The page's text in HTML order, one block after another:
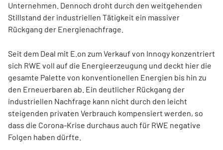
Unternehmen. Dennoch droht durch den weitgehenden
Stillstand der industriellen Tätigkeit ein massiver
Rückgang der Energienachfrage.
Seit dem Deal mit E.on zum Verkauf von Innogy konzentriert
sich RWE voll auf die Energieerzeugung und deckt hier die
gesamte Palette von konventionellen Energien bis hin zu
den Erneuerbaren ab. Ein deutlicher Rückgang der
industriellen Nachfrage kann nicht durch den leicht
steigenden privaten Verbrauch kompensiert werden, so
dass die Corona-Krise durchaus auch für RWE negative
Folgen haben dürfte.